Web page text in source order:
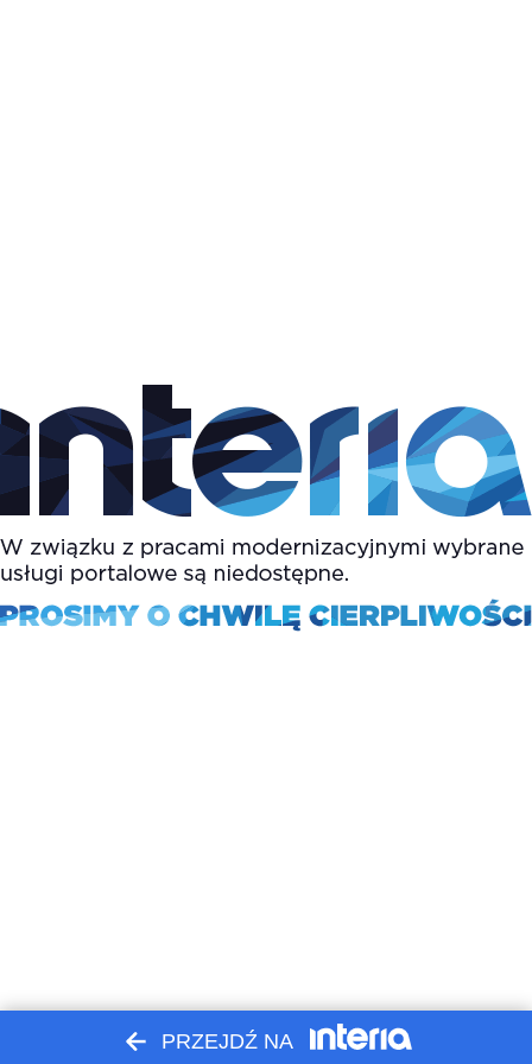
PRZEJDŹ NA